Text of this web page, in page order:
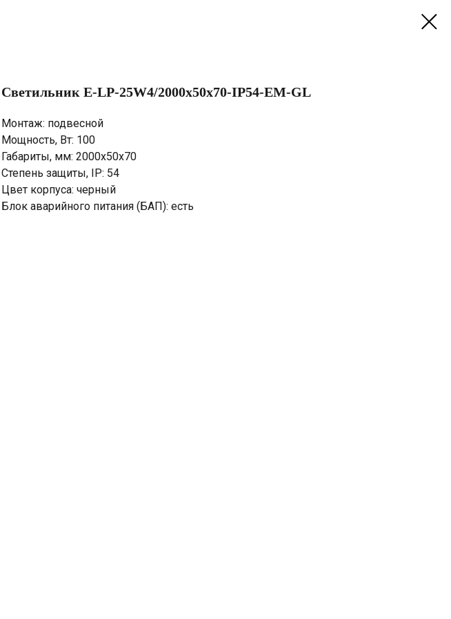
Светильник E-LP-25W4/2000х50х70-IP54-EM-GL
Монтаж: подвесной
Мощность, Вт: 100
Габариты, мм: 2000х50х70
Степень защиты, IP: 54
Цвет корпуса: черный
Блок аварийного питания (БАП): есть